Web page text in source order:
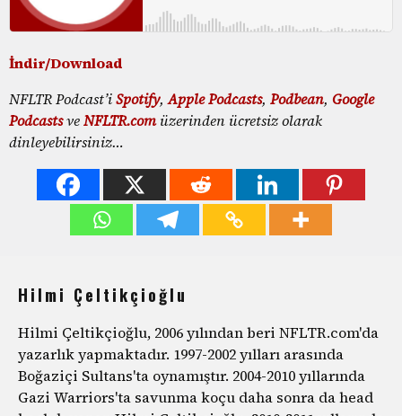
İndir/Download
NFLTR Podcast’iSpotify,Apple Podcasts, Podbean, Google
PodcastsveNFLTR.comüzerinden ücretsiz olarak
dinleyebilirsiniz…
Hilmi Çeltikçioğlu
Hilmi Çeltikçioğlu, 2006 yılından beri NFLTR.com'da
yazarlık yapmaktadır. 1997-2002 yılları arasında
Boğaziçi Sultans'ta oynamıştır. 2004-2010 yıllarında
Gazi Warriors'ta savunma koçu daha sonra da head